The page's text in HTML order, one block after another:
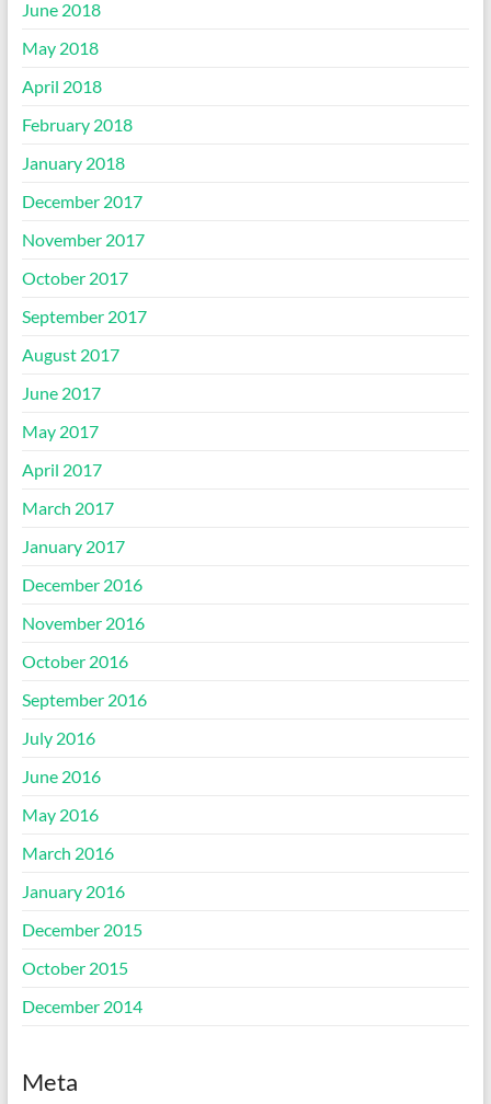
June 2018
May 2018
April 2018
February 2018
January 2018
December 2017
November 2017
October 2017
September 2017
August 2017
June 2017
May 2017
April 2017
March 2017
January 2017
December 2016
November 2016
October 2016
September 2016
July 2016
June 2016
May 2016
March 2016
January 2016
December 2015
October 2015
December 2014
Meta